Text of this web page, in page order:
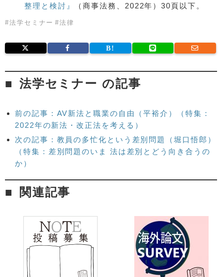
整理と検討』
（商事法務、2022年）30頁以下。
#法学セミナー #法律
法学セミナー の記事
前の記事：AV新法と職業の自由（平裕介）（特集：
2022年の新法・改正法を考える）
次の記事：教員の多忙化という差別問題（堀口悟郎）
（特集：差別問題のいま 法は差別とどう向き合うの
か）
関連記事